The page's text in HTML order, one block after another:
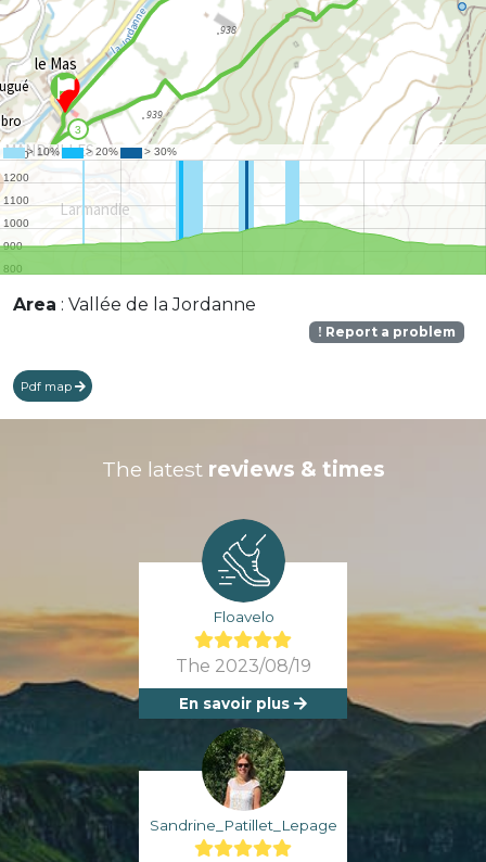
Area : Vallée de la Jordanne
Report a problem
Pdf map
The latest reviews & times
Floavelo
The 2023/08/19
En savoir plus
Sandrine_Patillet_Lepage